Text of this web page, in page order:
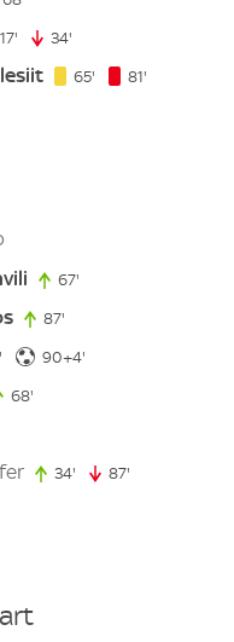
17' 17. minute
34'
65' 65. minute
81'
67'
87'
67. minute
90+4'
68'
34' 34. minute
87'